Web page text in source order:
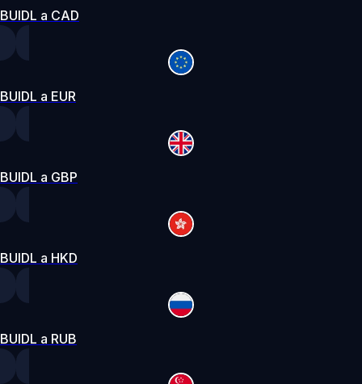
BUIDL a CAD
BUIDL a EUR
BUIDL a GBP
BUIDL a HKD
BUIDL a RUB